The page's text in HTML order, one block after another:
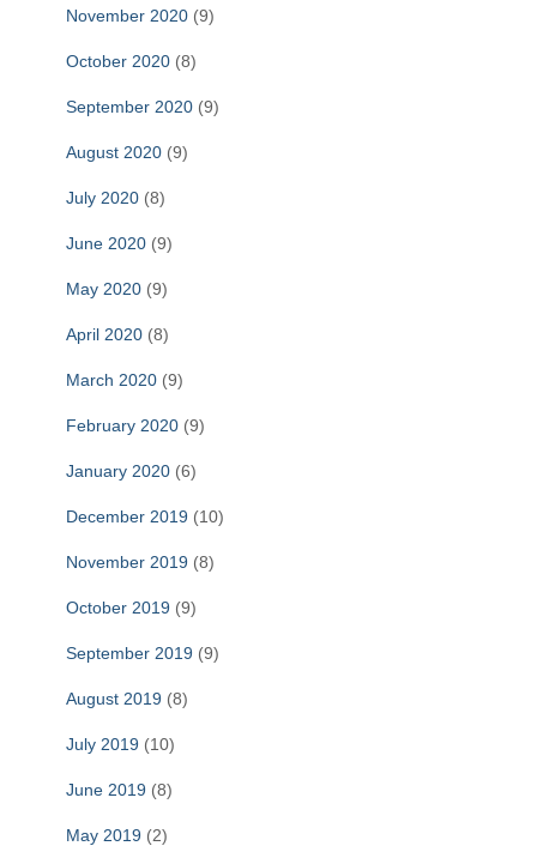
November 2020 (9)
October 2020 (8)
September 2020 (9)
August 2020 (9)
July 2020 (8)
June 2020 (9)
May 2020 (9)
April 2020 (8)
March 2020 (9)
February 2020 (9)
January 2020 (6)
December 2019 (10)
November 2019 (8)
October 2019 (9)
September 2019 (9)
August 2019 (8)
July 2019 (10)
June 2019 (8)
May 2019 (2)